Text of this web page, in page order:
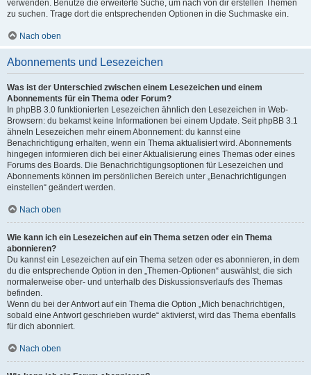
verwenden. Benutze die erweiterte Suche, um nach von dir erstellen Themen
zu suchen. Trage dort die entsprechenden Optionen in die Suchmaske ein.
Nach oben
Abonnements und Lesezeichen
Was ist der Unterschied zwischen einem Lesezeichen und einem
Abonnements für ein Thema oder Forum?
In phpBB 3.0 funktionierten Lesezeichen ähnlich den Lesezeichen in Web-
Browsern: du bekamst keine Informationen bei einem Update. Seit phpBB 3.1
ähneln Lesezeichen mehr einem Abonnement: du kannst eine
Benachrichtigung erhalten, wenn ein Thema aktualisiert wird. Abonnements
hingegen informieren dich bei einer Aktualisierung eines Themas oder eines
Forums des Boards. Die Benachrichtigungsoptionen für Lesezeichen und
Abonnements können im persönlichen Bereich unter „Benachrichtigungen
einstellen“ geändert werden.
Nach oben
Wie kann ich ein Lesezeichen auf ein Thema setzen oder ein Thema
abonnieren?
Du kannst ein Lesezeichen auf ein Thema setzen oder es abonnieren, in dem
du die entsprechende Option in den „Themen-Optionen“ auswählst, die sich
normalerweise ober- und unterhalb des Diskussionsverlaufs des Themas
befinden.
Wenn du bei der Antwort auf ein Thema die Option „Mich benachrichtigen,
sobald eine Antwort geschrieben wurde“ aktivierst, wird das Thema ebenfalls
für dich abonniert.
Nach oben